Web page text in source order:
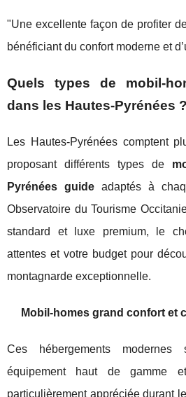
"Une excellente façon de profiter
bénéficiant du confort moderne et
Quels types de mobil-
dans les Hautes-Pyrénées ?
Les Hautes-Pyrénées comptent
proposant différents types de
Pyrénées guide adaptés à
Observatoire du Tourisme
standard et luxe premium, le
attentes et votre budget pour
montagnarde exceptionnelle.
Mobil-homes grand confort et
Ces hébergements modernes
équipement haut de gamme
particulièrement appréciée durant